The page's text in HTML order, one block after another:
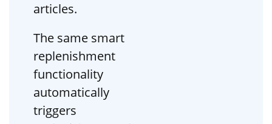
articles.
The same smart
replenishment
functionality
automatically
triggers